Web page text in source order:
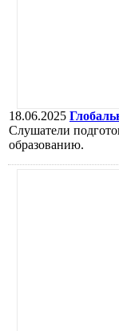
18.06.2025
Слушатели
образованию.